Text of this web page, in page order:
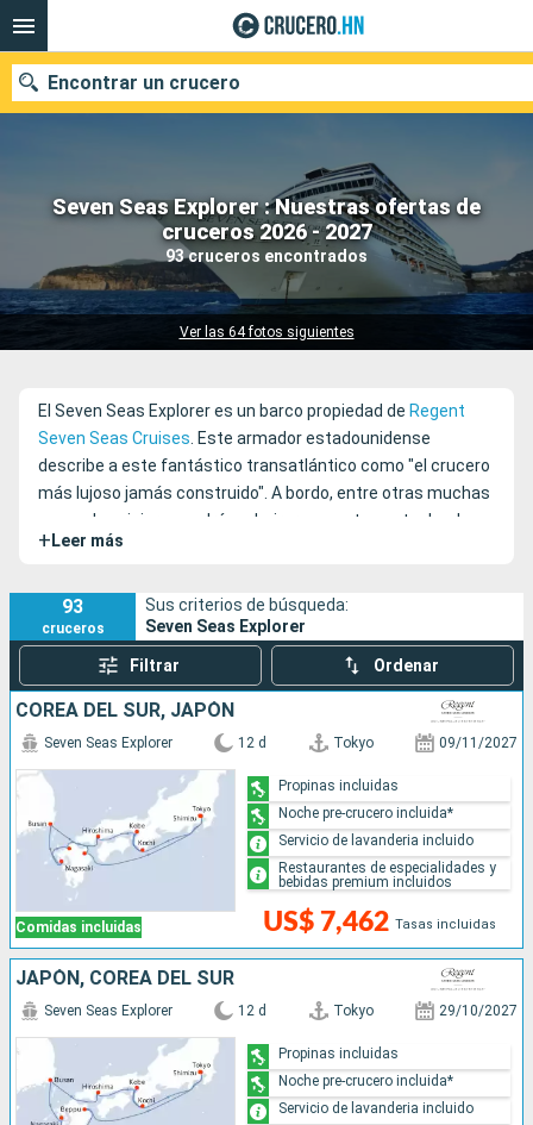
Seven Seas Explorer : Nuestras ofertas de
cruceros 2026 - 2027
93 cruceros encontrados
Ver las 64 fotos siguientes
Encontrar un crucero
Nuestros destinos
Fecha de salida
El Seven Seas Explorer es un barco propiedad de Regent
Seven Seas Cruises. Este armador estadounidense
describe a este fantástico transatlántico como "el crucero
más lujoso jamás construido". A bordo, entre otras muchas
cosas, los viajeros podrán admirar un suntuoso techo de
cristal azul cobalto e, incluso, cuadros del famoso pintor
+ Leer más
93
cruceros
Sus criterios de búsqueda:
Seven Seas Explorer
Filtrar Ordenar
COREA DEL SUR, JAPÓN
Comidas incluidas
Seven Seas Explorer 12 d Tokyo 09/11/2027
US$ 7,462 Tasas incluidas
Propinas incluidas
Noche pre-crucero incluida*
Servicio de lavanderia incluido
Restaurantes de especialidades y
bebidas premium incluidos
JAPÓN, COREA DEL SUR
Seven Seas Explorer 12 d Tokyo 29/10/2027
Propinas incluidas
Noche pre-crucero incluida*
Servicio de lavanderia incluido